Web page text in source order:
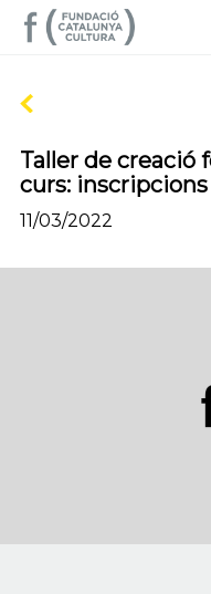
Taller de creació
curs:
11/03/2022